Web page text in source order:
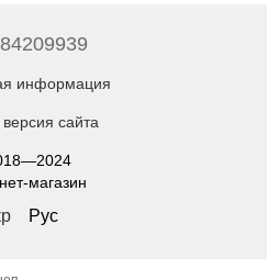
информация
сайта
магазин
Рус